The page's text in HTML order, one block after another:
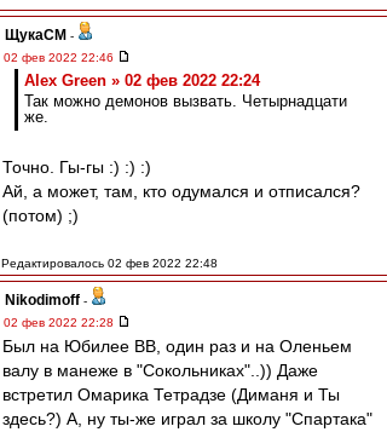
ЩукаСМ -
02 фев 2022 22:46
Alex Green » 02 фев 2022 22:24
Так можно демонов вызвать. Четырнадцати
же.
Точно. Гы-гы :) :) :)
Ай, а может, там, кто одумался и отписался?
(потом) ;)
Редактировалось 02 фев 2022 22:48
Nikodimoff -
02 фев 2022 22:28
Был на Юбилее ВВ, один раз и на Оленьем
валу в манеже в "Сокольниках"..)) Даже
встретил Омарика Тетрадзе (Диманя и Ты
здесь?) А, ну ты-же играл за школу "Спартака"